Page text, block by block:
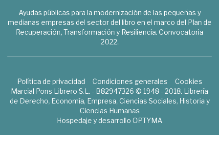
Ayudas públicas para la modernización de las pequeñas y
medianas empresas del sector del libro en el marco del Plan de
Recuperación, Transformación y Resiliencia. Convocatoria
2022.
Política de privacidad Condiciones generales
Cookies
Marcial Pons Librero S.L. - B82947326 © 1948 - 2018. Librería
de Derecho, Economía, Empresa, Ciencias Sociales, Historia y
Ciencias Humanas
Hospedaje y desarrollo OPTYMA